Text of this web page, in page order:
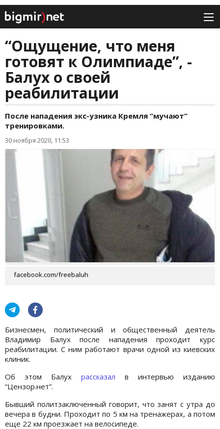
“Ощущение, что меня
готовят к Олимпиаде”, -
Балух о своей
реабилитации
После нападения экс-узника Кремля “мучают”
тренировками.
30 ноября 2020, 11:53
facebook.com/freebaluh
Бизнесмен, политический и общественный деятель
Владимир Балух после нападения проходит курс
реабилитации. С ним работают врачи одной из киевских
клиник.
Об этом Балух рассказал в интервью изданию
“Цензор.нет”.
Бывший политзаключенный говорит, что занят с утра до
вечера в будни. Проходит по 5 км на тренажерах, а потом
еще 22 км проезжает на велосипеде.